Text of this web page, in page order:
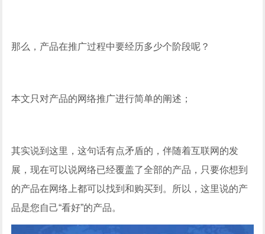
那么，产品在推广过程中要经历多少个阶段呢？
本文只对产品的网络推广进行简单的阐述；
其实说到这里，这句话有点矛盾的，伴随着互联网的发
展，现在可以说网络已经覆盖了全部的产品，只要你想到
的产品在网络上都可以找到和购买到。所以，这里说的产
品是您自己“看好”的产品。